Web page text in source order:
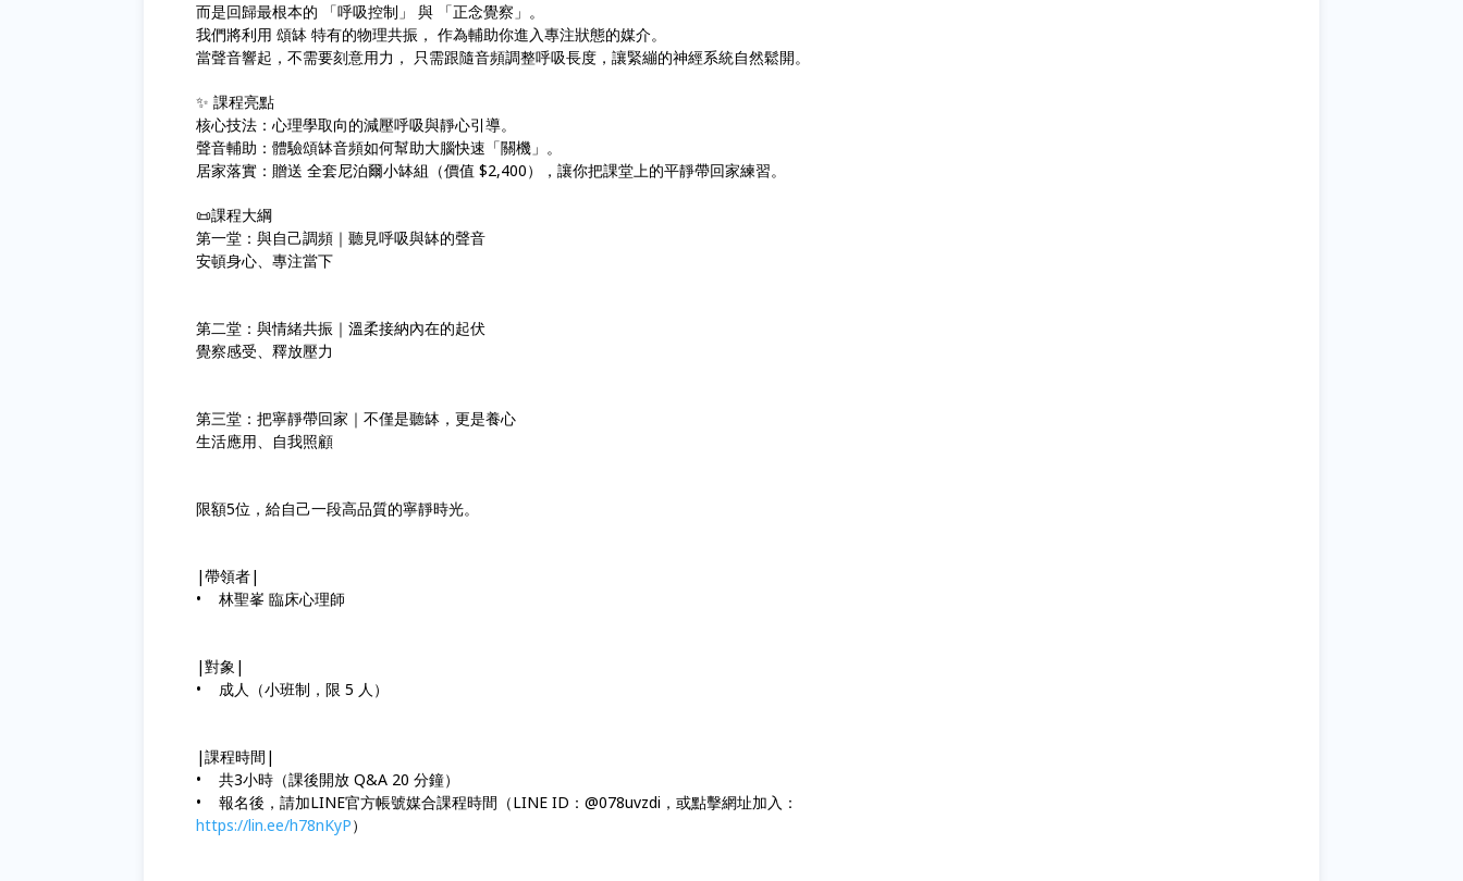
而是回歸最根本的 「呼吸控制」 與 「正念覺察」。
我們將利用 頌缽 特有的物理共振， 作為輔助你進入專注狀態的媒介。
當聲音響起，不需要刻意用力， 只需跟隨音頻調整呼吸長度，讓緊繃的神經系統自然鬆開。
✨ 課程亮點
核心技法：心理學取向的減壓呼吸與靜心引導。
聲音輔助：體驗頌缽音頻如何幫助大腦快速「關機」。
居家落實：贈送 全套尼泊爾小缽組（價值 $2,400），讓你把課堂上的平靜帶回家練習。
📜課程大綱
第一堂：與自己調頻｜聽見呼吸與缽的聲音
安頓身心、專注當下
第二堂：與情緒共振｜溫柔接納內在的起伏
覺察感受、釋放壓力
第三堂：把寧靜帶回家｜不僅是聽缽，更是養心
生活應用、自我照顧
限額5位，給自己一段高品質的寧靜時光。
|帶領者|
• 林聖峯 臨床心理師
|對象|
• 成人（小班制，限 5 人）
|課程時間|
• 共3小時（課後開放 Q&A 20 分鐘）
• 報名後，請加LINE官方帳號媒合課程時間（LINE ID：@078uvzdi，或點擊網址加入：
https://lin.ee/h78nKyP）